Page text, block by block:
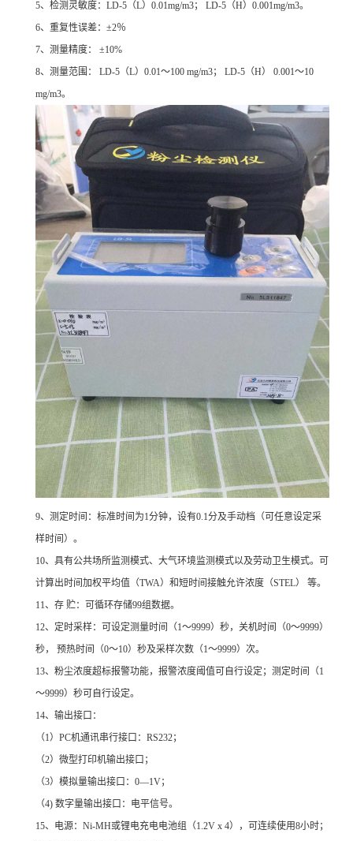
5、检测灵敏度：LD-5（L）0.01mg/m3； LD-5（H）0.001mg/m3。
6、重复性误差：±2％
7、测量精度： ±10%
8、测量范围： LD-5（L）0.01～100 mg/m3； LD-5（H） 0.001～10
mg/m3。
9、测定时间：标准时间为1分钟，设有0.1分及手动档（可任意设定采
样时间）。
10、具有公共场所监测模式、大气环境监测模式以及劳动卫生模式。可
计算出时间加权平均值（TWA）和短时间接触允许浓度（STEL） 等。
11、存 贮：可循环存储99组数据。
12、定时采样：可设定测量时间（1～9999）秒，关机时间（0～9999）
秒， 预热时间（0～10）秒及采样次数（1～9999）次。
13、粉尘浓度超标报警功能，报警浓度阈值可自行设定；测定时间（1
～9999）秒可自行设定。
14、输出接口：
（1）PC机通讯串行接口：RS232；
（2）微型打印机输出接口；
（3）模拟量输出接口：0—1V；
（4) 数字量输出接口：电平信号。
15、电源：Ni-MH或锂电充电电池组（1.2V x 4），可连续使用8小时；